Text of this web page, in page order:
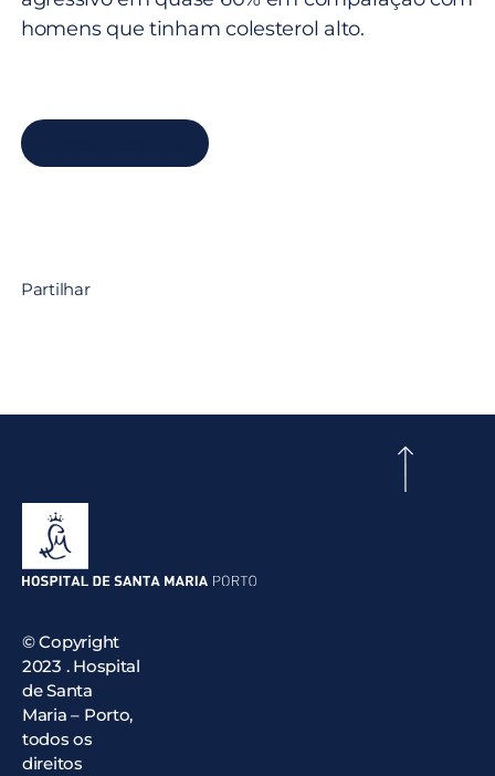
homens que tinham colesterol alto.
Partilhar
© Copyright
2023 . Hospital
de Santa
Maria – Porto,
todos os
direitos